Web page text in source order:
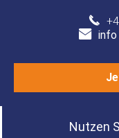
Nutzen